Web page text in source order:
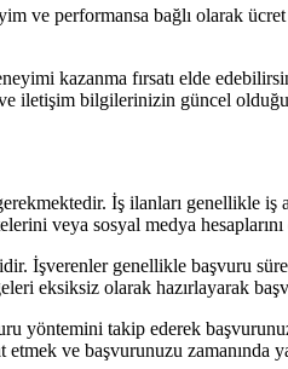
ve performansa bağlı olarak
kazanma fırsatı elde
iletişim bilgilerinizin güncel
İş ilanları genellikle
veya sosyal medya
İşverenler genellikle başvuru
eksiksiz olarak hazırlayarak
yöntemini takip ederek
ve başvurunuzu zamanında